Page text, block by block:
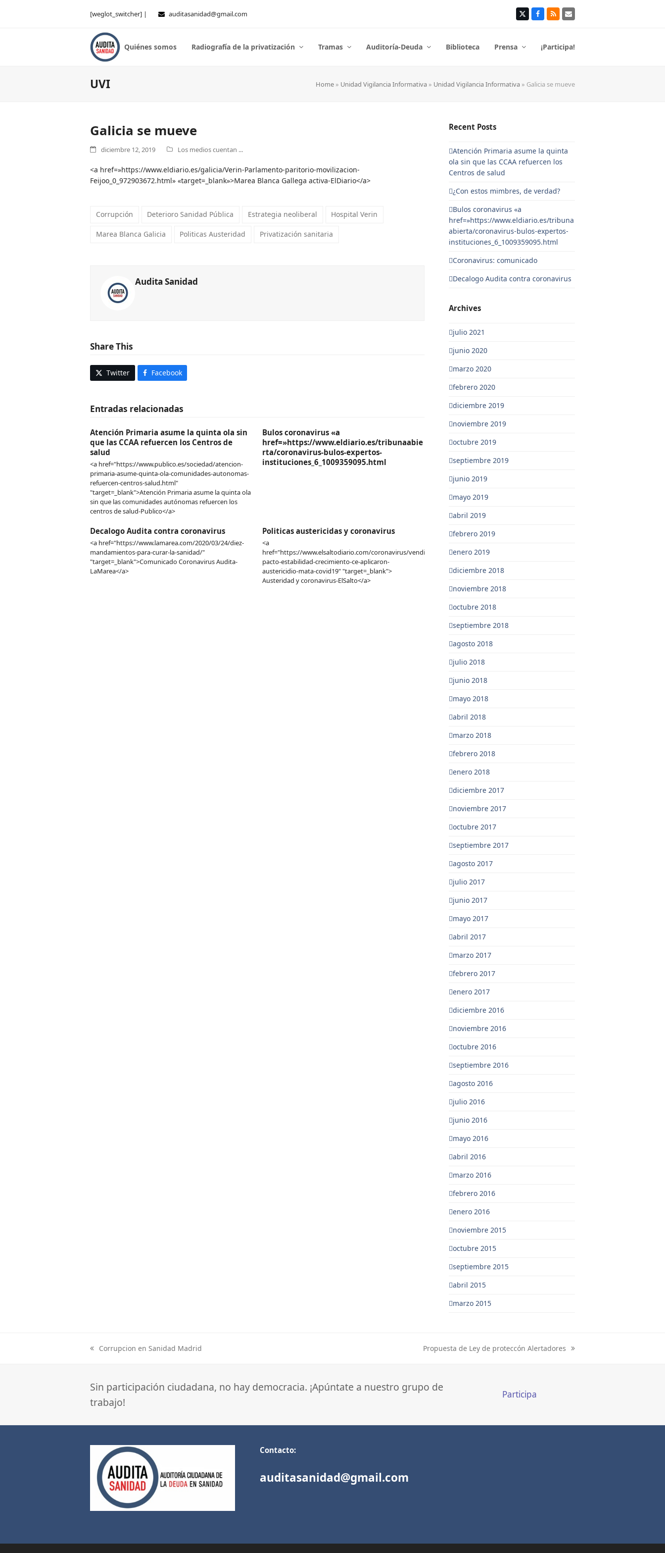
[weglot_switcher] | auditasanidad@gmail.com TwitterFacebook
RSS Correo
electrónico
Quiénes somos Radiografía de la privatización Tramas Auditoría-Deuda Biblioteca Prensa ¡Participa!
UVI Home » Unidad Vigilancia Informativa » Unidad Vigilancia Informativa » Galicia se mueve
Galicia se mueve
diciembre 12, 2019 Los medios cuentan ...
<a href=»https://www.eldiario.es/galicia/Verin-Parlamento-paritorio-movilizacion-
Feijoo_0_972903672.html» «target=_blank»>Marea Blanca Gallega activa-ElDiario</a>
Corrupción Deterioro Sanidad Pública Estrategia neoliberal Hospital Verin
Marea Blanca Galicia Politicas Austeridad Privatización sanitaria
Audita Sanidad
Share This
Twitter Facebook
Entradas relacionadas
Atención Primaria asume la quinta ola sin
que las CCAA refuercen los Centros de
salud
<a href="https://www.publico.es/sociedad/atencion-
primaria-asume-quinta-ola-comunidades-autonomas-
refuercen-centros-salud.html"
"target=_blank">Atención Primaria asume la quinta ola
sin que las comunidades autónomas refuercen los
centros de salud-Publico</a>
Bulos coronavirus «a
href=»https://www.eldiario.es/tribunaabie
rta/coronavirus-bulos-expertos-
instituciones_6_1009359095.html
Decalogo Audita contra coronavirus
<a href="https://www.lamarea.com/2020/03/24/diez-
mandamientos-para-curar-la-sanidad/"
"target=_blank">Comunicado Coronavirus Audita-
LaMarea</a>
Politicas austericidas y coronavirus
<a
href="https://www.elsaltodiario.com/coronavirus/vendieron-
pacto-estabilidad-crecimiento-ce-aplicaron-
austericidio-mata-covid19" "target=_blank">
Austeridad y coronavirus-ElSalto</a>
Recent Posts
Atención Primaria asume la quinta
ola sin que las CCAA refuercen los
Centros de salud
¿Con estos mimbres, de verdad?
Bulos coronavirus «a
href=»https://www.eldiario.es/tribuna
abierta/coronavirus-bulos-expertos-
instituciones_6_1009359095.html
Coronavirus: comunicado
Decalogo Audita contra coronavirus
Archives
julio 2021
junio 2020
marzo 2020
febrero 2020
diciembre 2019
noviembre 2019
octubre 2019
septiembre 2019
junio 2019
mayo 2019
abril 2019
febrero 2019
enero 2019
diciembre 2018
noviembre 2018
octubre 2018
septiembre 2018
agosto 2018
julio 2018
junio 2018
mayo 2018
abril 2018
marzo 2018
febrero 2018
enero 2018
diciembre 2017
noviembre 2017
octubre 2017
septiembre 2017
agosto 2017
julio 2017
junio 2017
mayo 2017
abril 2017
marzo 2017
febrero 2017
enero 2017
diciembre 2016
noviembre 2016
octubre 2016
septiembre 2016
agosto 2016
julio 2016
junio 2016
mayo 2016
abril 2016
marzo 2016
febrero 2016
enero 2016
noviembre 2015
octubre 2015
septiembre 2015
abril 2015
marzo 2015
previous
Corrupcion en Sanidad Madrid
next
Propuesta de Ley de proteccón Alertadores
Sin participación ciudadana, no hay democracia. ¡Apúntate a nuestro grupo de
trabajo!
Participa
Contacto:
auditasanidad@gmail.com